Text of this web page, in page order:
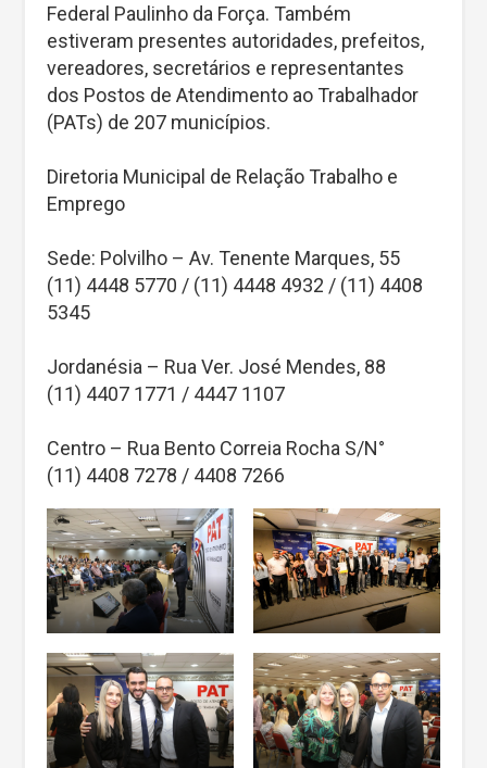
Federal Paulinho da Força. Também
estiveram presentes autoridades, prefeitos,
vereadores, secretários e representantes
dos Postos de Atendimento ao Trabalhador
(PATs) de 207 municípios.
Diretoria Municipal de Relação Trabalho e
Emprego
Sede: Polvilho – Av. Tenente Marques, 55
(11) 4448 5770 / (11) 4448 4932 / (11) 4408
5345
Jordanésia – Rua Ver. José Mendes, 88
(11) 4407 1771 / 4447 1107
Centro – Rua Bento Correia Rocha S/N°
(11) 4408 7278 / 4408 7266